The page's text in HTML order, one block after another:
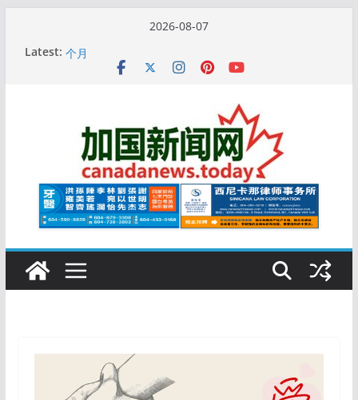
2026-08-07
Latest: 10万人排队入籍加拿大！美占一半，现在申请要等19
安省16岁少女当街遭围殴, 打成脑震荡! 大批人起哄拍
特鲁多半裸与水果姐海滩激吻! 热恋一年感情持续升温
更多名校恢复SAT 考试，新学年大学申请开跑7个大不